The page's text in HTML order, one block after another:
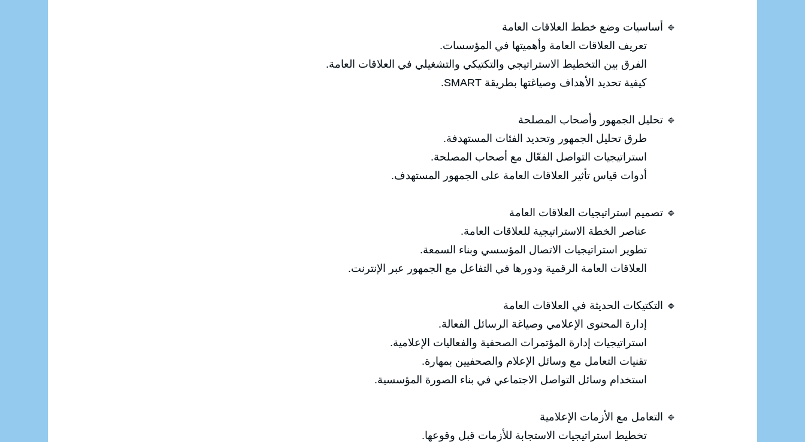
🔹 أساسيات وضع خطط العلاقات العامة
تعريف العلاقات العامة وأهميتها في المؤسسات.
الفرق بين التخطيط الاستراتيجي والتكتيكي والتشغيلي في العلاقات العامة.
كيفية تحديد الأهداف وصياغتها بطريقة SMART.
🔹 تحليل الجمهور وأصحاب المصلحة
طرق تحليل الجمهور وتحديد الفئات المستهدفة.
استراتيجيات التواصل الفعّال مع أصحاب المصلحة.
أدوات قياس تأثير العلاقات العامة على الجمهور المستهدف.
🔹 تصميم استراتيجيات العلاقات العامة
عناصر الخطة الاستراتيجية للعلاقات العامة.
تطوير استراتيجيات الاتصال المؤسسي وبناء السمعة.
العلاقات العامة الرقمية ودورها في التفاعل مع الجمهور عبر الإنترنت.
🔹 التكتيكات الحديثة في العلاقات العامة
إدارة المحتوى الإعلامي وصياغة الرسائل الفعالة.
استراتيجيات إدارة المؤتمرات الصحفية والفعاليات الإعلامية.
تقنيات التعامل مع وسائل الإعلام والصحفيين بمهارة.
استخدام وسائل التواصل الاجتماعي في بناء الصورة المؤسسية.
🔹 التعامل مع الأزمات الإعلامية
تخطيط استراتيجيات الاستجابة للأزمات قبل وقوعها.